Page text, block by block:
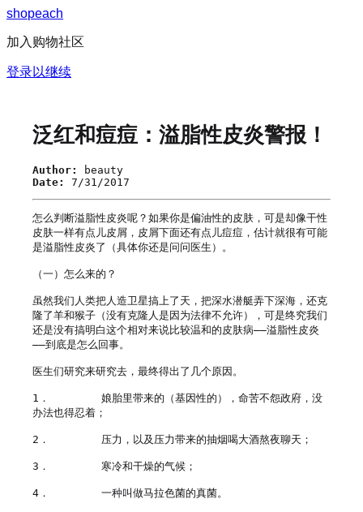
shopeach
加入购物社区
登录以继续
泛红和痘痘：溢脂性皮炎警报！
Author:
beauty
Date:
7/31/2017
怎么判断溢脂性皮炎呢？如果你是偏油性的皮肤，可是却像干性
皮肤一样有点儿皮屑，皮屑下面还有点儿痘痘，估计就很有可能
是溢脂性皮炎了（具体你还是问问医生）。
（一）怎么来的？
虽然我们人类把人造卫星搞上了天，把深水潜艇弄下深海，还克
隆了羊和猴子（没有克隆人是因为法律不允许），可是终究我们
还是没有搞明白这个相对来说比较温和的皮肤病——溢脂性皮炎
——到底是怎么回事。
医生们研究来研究去，最终得出了几个原因。
1．        娘胎里带来的（基因性的），命苦不怨政府，没
办法也得忍着；
2．        压力，以及压力带来的抽烟喝大酒熬夜聊天；
3．        寒冷和干燥的气候；
4．        一种叫做马拉色菌的真菌。